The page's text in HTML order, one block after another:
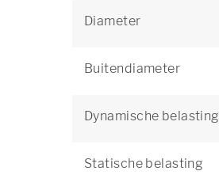
Diameter
Buitendiameter
Dynamische belasting
Statische belasting